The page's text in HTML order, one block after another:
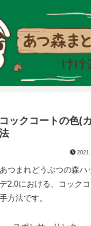
コックコートの色(
つまれどうぶつの森ハ
2.0における、コック
方法です。